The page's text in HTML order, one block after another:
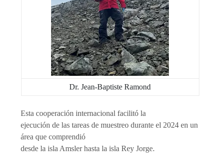
Dr. Jean-Baptiste Ramond
Esta cooperación internacional facilitó la
ejecución de las tareas de muestreo durante el 2024 en un
área que comprendió
desde la isla Amsler hasta la isla Rey Jorge.